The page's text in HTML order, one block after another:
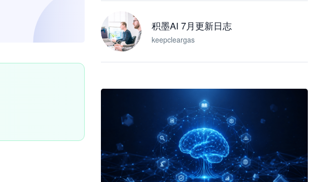
积墨AI 7月更新日志
keepcleargas